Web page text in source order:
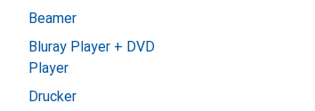
Beamer
Bluray Player + DVD
Player
Drucker